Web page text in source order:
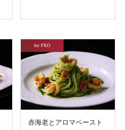
for PRO
赤海老とアロマペースト